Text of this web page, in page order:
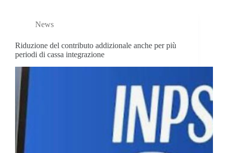
News
Riduzione del contributo addizionale anche per più
periodi di cassa integrazione